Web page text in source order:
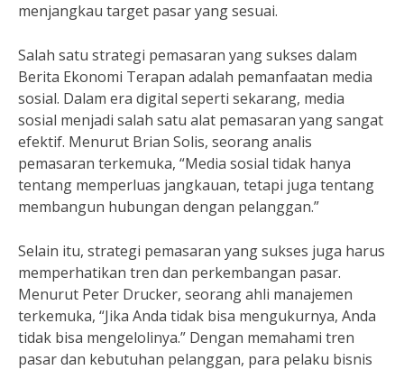
menjangkau target pasar yang sesuai.
Salah satu strategi pemasaran yang sukses dalam
Berita Ekonomi Terapan adalah pemanfaatan media
sosial. Dalam era digital seperti sekarang, media
sosial menjadi salah satu alat pemasaran yang sangat
efektif. Menurut Brian Solis, seorang analis
pemasaran terkemuka, “Media sosial tidak hanya
tentang memperluas jangkauan, tetapi juga tentang
membangun hubungan dengan pelanggan.”
Selain itu, strategi pemasaran yang sukses juga harus
memperhatikan tren dan perkembangan pasar.
Menurut Peter Drucker, seorang ahli manajemen
terkemuka, “Jika Anda tidak bisa mengukurnya, Anda
tidak bisa mengelolinya.” Dengan memahami tren
pasar dan kebutuhan pelanggan, para pelaku bisnis